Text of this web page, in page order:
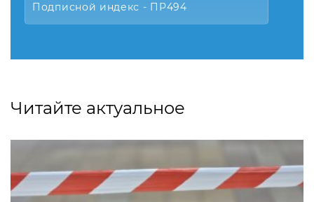
Подписной индекс - ПР494
Читайте актуальное